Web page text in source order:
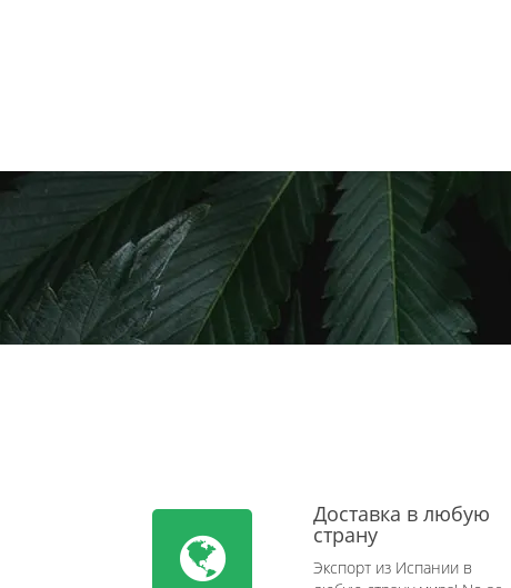
Доставка в любую
страну
Экспорт из Испании в